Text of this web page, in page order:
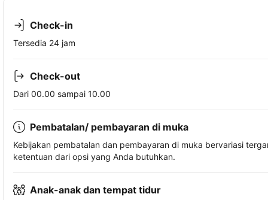
Check-in
Tersedia 24 jam
Check-out
Dari 00.00 sampai 10.00
Pembatalan/ pembayaran di muka
Kebijakan pembatalan dan pembayaran di muka bervariasi
ketentuan dari opsi yang Anda butuhkan.
Anak-anak dan tempat tidur